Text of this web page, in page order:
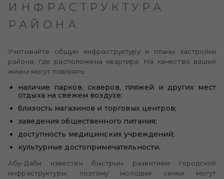
ИНФРАСТРУКТУРА
РАЙОНА
Учитывайте общую инфраструктуру и планы застройки
района, где расположена квартира. На качество вашей
жизни могут повлиять:
наличие парков, скверов, пляжей и других мест
отдыха на свежем воздухе;
близость магазинов и торговых центров;
заведения общественного питания;
доступность медицинских учреждений;
культурные достопримечательности.
Абу-Даби известен быстрым развитием городской
инфраструктуры, поэтому молодые семьи могут